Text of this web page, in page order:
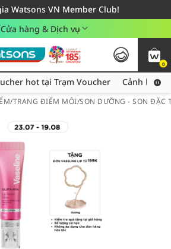
Watsons VN Member Club!
hàng cho đơn hàng từ 249,000Đ
24h - Áp dụng khu vực TP. Hồ Chí Minh
Cửa hàng & Dịch vụ
0
Thu thập thêm voucher hot tại Trạm Voucher
hot tại Trạm Voucher Cảnh báo
/TRANG ĐIỂM MÔI/SON DƯỠNG - SON ĐẶC